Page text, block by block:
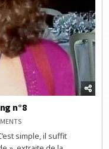
n°8
ON
&
MUSIQUE
simple, il suffit